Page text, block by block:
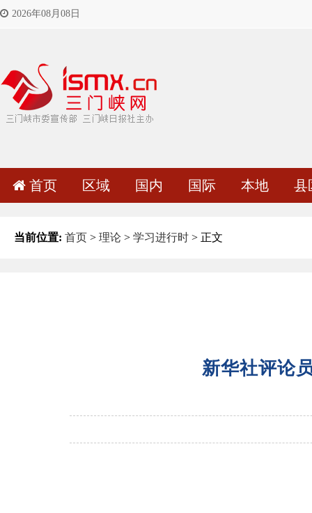
2026年08月08日
首页 区域 国内 国际 本地 县
当前位置: 首页 > 理论 > 学习进行时 > 正文
新华社评论